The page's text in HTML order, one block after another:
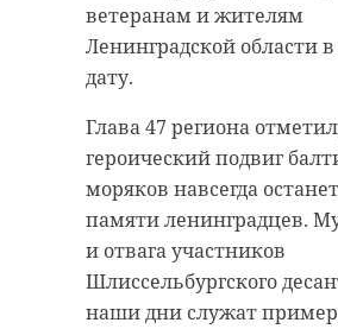
ветеранам и жителям
Ленинградской области
дату.
Глава 47 региона
героический подвиг
моряков навсегда
памяти ленинградцев.
и отвага участников
Шлиссельбургского
наши дни служат